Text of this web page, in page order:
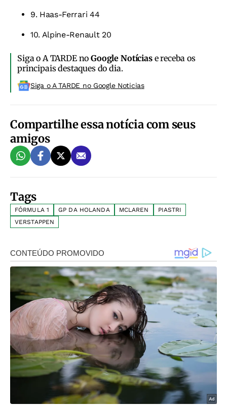
9. Haas-Ferrari 44
10. Alpine-Renault 20
Siga o A TARDE noGoogle Notíciase receba os
principais destaques do dia.
Siga o A TARDE no Google Noticias
Compartilhe essa notícia com seus
amigos
Tags
FÓRMULA 1 GP DA HOLANDA MCLAREN
PIASTRI
VERSTAPPEN